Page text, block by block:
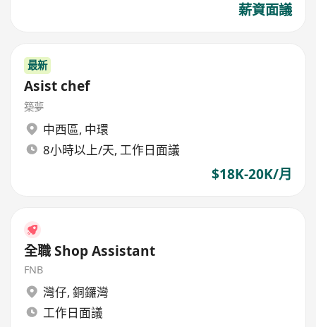
薪資面議
最新
Asist chef
築夢
中西區, 中環
8小時以上/天, 工作日面議
$18K-20K/月
全職 Shop Assistant
FNB
灣仔, 銅鑼灣
工作日面議